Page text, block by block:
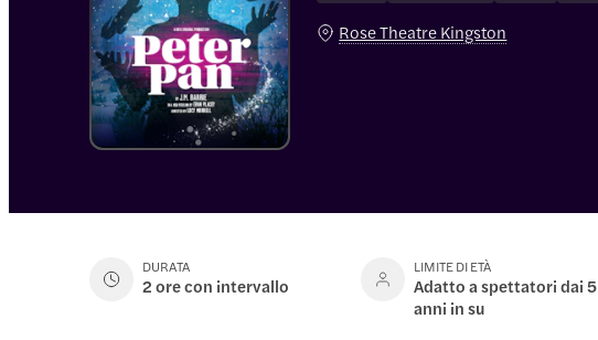
Rose Theatre Kingston
DURATA
2 ore con intervallo
LIMITE DI ETÀ
Adatto a spettatori dai 5
anni in su